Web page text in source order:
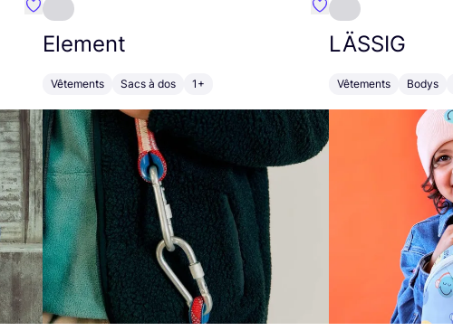
Préféré {nom}
Element
Vêtements Sacs à dos 1+
Préféré {nom}
LÄSSIG
Vêtements Bodys